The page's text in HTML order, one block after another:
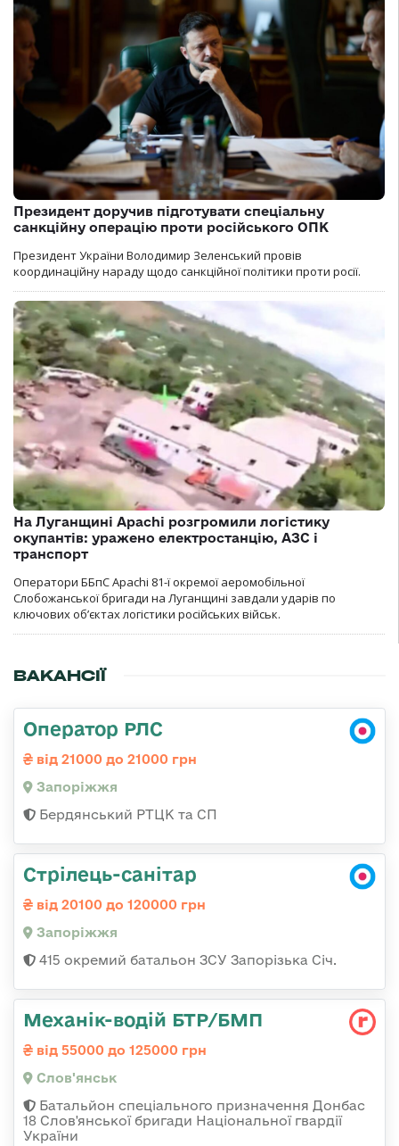
Президент доручив підготувати спеціальну
санкційну операцію проти російського ОПК
Президент України Володимир Зеленський провів
координаційну нараду щодо санкційної політики проти росії.
На Луганщині Apachi розгромили логістику
окупантів: уражено електростанцію, АЗС і
транспорт
Оператори ББпС Apachi 81-ї окремої аеромобільної
Слобожанської бригади на Луганщині завдали ударів по
ключових об’єктах логістики російських військ.
ВАКАНСІЇ
Оператор РЛС
від 21000 до 21000 грн
Запоріжжя
Бердянський РТЦК та СП
Стрілець-санітар
від 20100 до 120000 грн
Запоріжжя
415 окремий батальон ЗСУ Запорізька Січ.
Механік-водій БТР/БМП
від 55000 до 125000 грн
Слов'янськ
Батальйон спеціального призначення Донбас
18 Слов'янської бригади Національної гвардії
України